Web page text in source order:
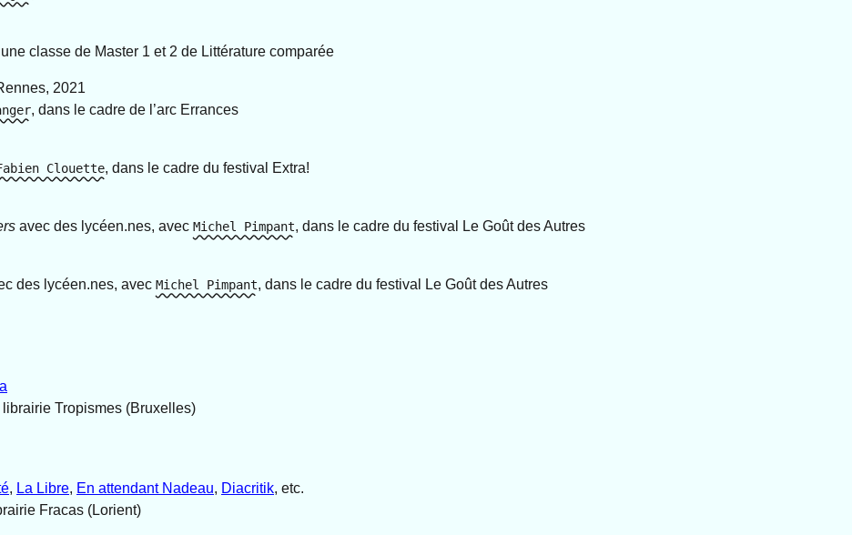
classe de Master 1 et 2 de Littérature comparée
2021
, dans le cadre de l’arc Errances
Clouette, dans le cadre du festival Extra!
avec des lycéen.nes, avec Michel Pimpant, dans le cadre du festival Le Goût des Autres
des lycéen.nes, avec Michel Pimpant, dans le cadre du festival Le Goût des Autres
Tropismes (Bruxelles)
, La Libre, En attendant Nadeau, Diacritik, etc.
Fracas (Lorient)